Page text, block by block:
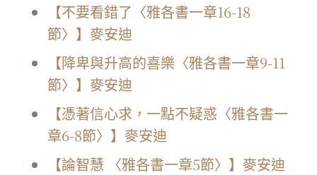
【不要看錯了〈雅各書一章16-18
節〉】麥安迪
【降卑與升高的喜樂〈雅各書一章9-11
節〉】麥安迪
【憑著信心求，一點不疑惑〈雅各書一
章6-8節〉】麥安迪
【論智慧 〈雅各書一章5節〉】麥安迪